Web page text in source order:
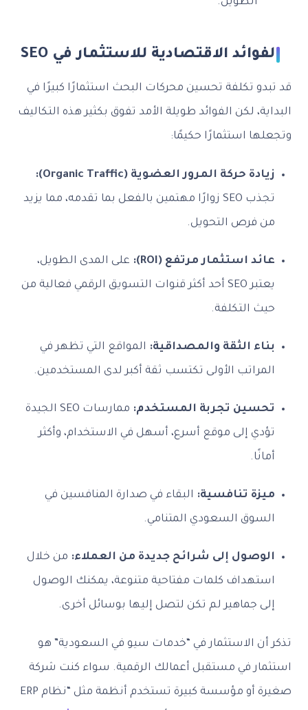
الفوائد الاقتصادية للاستثمار في SEO
قد تبدو تكلفة تحسين محركات البحث استثمارًا كبيرًا في
البداية، لكن الفوائد طويلة الأمد تفوق بكثير هذه التكاليف
وتجعلها استثمارًا حكيمًا:
زيادة حركة المرور العضوية (Organic Traffic):
تجذب SEO زوارًا مهتمين بالفعل بما تقدمه، مما يزيد
من فرص التحويل.
عائد استثمار مرتفع (ROI): على المدى الطويل،
يعتبر SEO أحد أكثر قنوات التسويق الرقمي فعالية من
حيث التكلفة.
بناء الثقة والمصداقية: المواقع التي تظهر في
المراتب الأولى تكتسب ثقة أكبر لدى المستخدمين.
تحسين تجربة المستخدم: ممارسات SEO الجيدة
تؤدي إلى موقع أسرع، أسهل في الاستخدام، وأكثر
أمانًا.
ميزة تنافسية: البقاء في صدارة المنافسين في
السوق السعودي المتنامي.
الوصول إلى شرائح جديدة من العملاء: من خلال
استهداف كلمات مفتاحية متنوعة، يمكنك الوصول
إلى جماهير لم تكن لتصل إليها بوسائل أخرى.
تذكر أن الاستثمار في “خدمات سيو في السعودية” هو
استثمار في مستقبل أعمالك الرقمية. سواء كنت شركة
صغيرة أو مؤسسة كبيرة تستخدم أنظمة مثل “نظام ERP